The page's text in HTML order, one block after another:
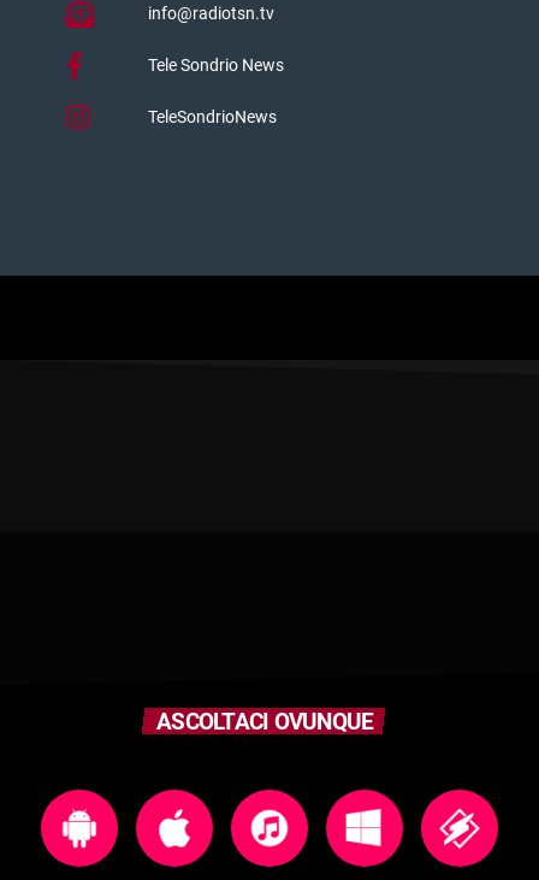
info@radiotsn.tv
Tele Sondrio News
TeleSondrioNews
ASCOLTACI OVUNQUE